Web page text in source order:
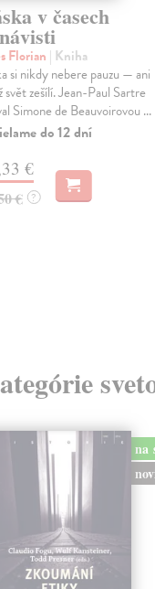
v časech
Florian | Kniha
si nikdy nebere pauzu — ani
svět zešílí. Jean-Paul Sartre
Simone de Beauvoirovou ...
do 12 dní
€
€ ?
na